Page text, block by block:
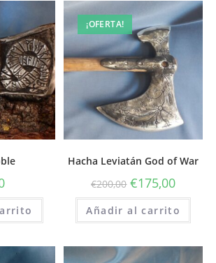
¡OFERTA!
Hacha Leviatán God of War
€200,00 €175,00
Añadir al carrito